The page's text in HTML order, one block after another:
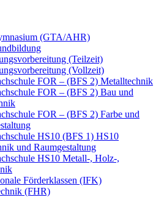
(GTA/AHR)
(Teilzeit)
(Vollzeit)
FOR – (BFS 2) Metalltechnik
FOR – (BFS 2) Bau und
FOR – (BFS 2) Farbe und
HS10 (BFS 1) HS10
und Raumgestaltung
HS10 Metall-, Holz-,
Förderklassen (IFK)
(FHR)